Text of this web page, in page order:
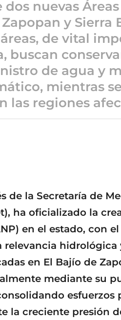
nuevas
y Sierra
de vital
buscan
de agua y
mientras
las regiones
de la Secretaría de
ha oficializado la
en el estado, con
relevancia hidrológica
en El Bajío de
mediante su
esfuerzos
la creciente presión